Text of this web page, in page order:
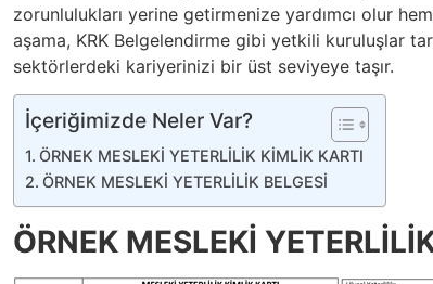
zorunlulukları yerine getirmenize yardımcı olur
aşama, KRK Belgelendirme gibi yetkili kuruluşlar
sektörlerdeki kariyerinizi bir üst seviyeye taşır.
İçeriğimizde Neler Var?
ÖRNEK MESLEKİ YETERLİLİK KİMLİK KARTI
ÖRNEK MESLEKİ YETERLİLİK BELGESİ
ÖRNEK MESLEKİ